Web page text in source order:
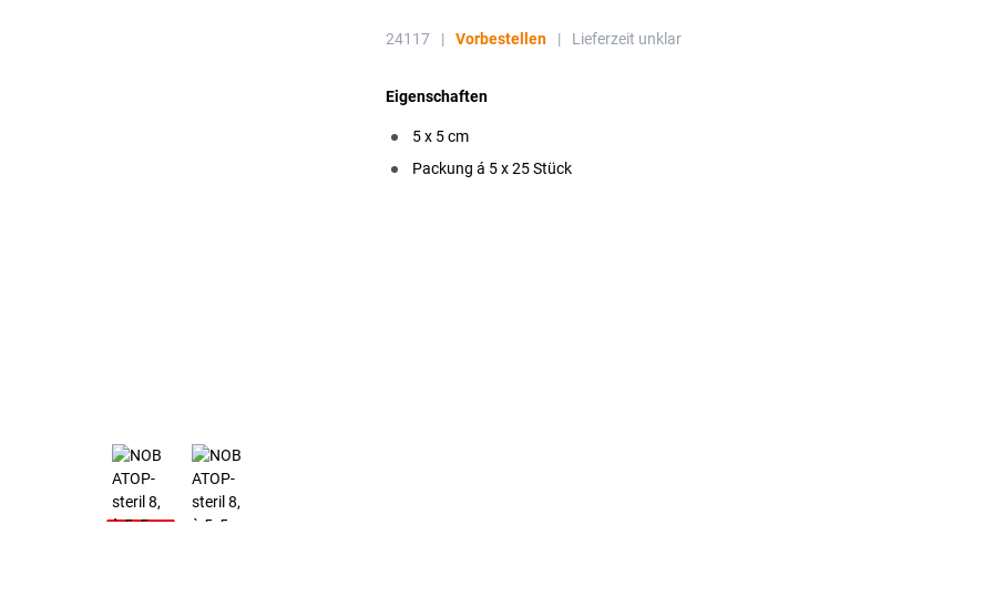
24117 | Vorbestellen | Lieferzeit unklar
Eigenschaften
5 x 5 cm
Packung á 5 x 25 Stück